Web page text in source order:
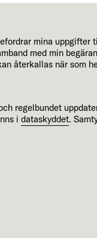
mina
med min
återkallas när som
regelbundet
i dataskyddet.